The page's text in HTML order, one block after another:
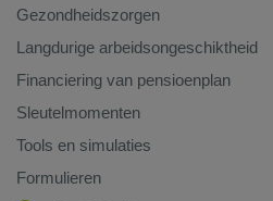
Gezondheidszorgen
Langdurige arbeidsongeschiktheid
Financiering van pensioenplan
Sleutelmomenten
Tools en simulaties
Formulieren